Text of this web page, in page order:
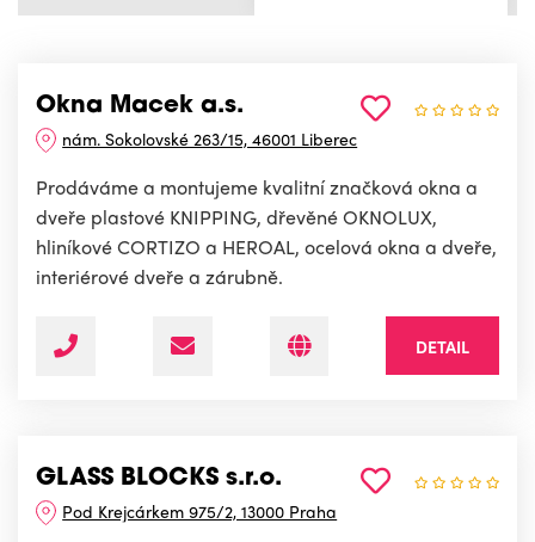
Okna Macek a.s.
nám. Sokolovské 263/15, 46001 Liberec
Prodáváme a montujeme kvalitní značková okna a
dveře plastové KNIPPING, dřevěné OKNOLUX,
hliníkové CORTIZO a HEROAL, ocelová okna a dveře,
interiérové dveře a zárubně.
DETAIL
GLASS BLOCKS s.r.o.
Pod Krejcárkem 975/2, 13000 Praha